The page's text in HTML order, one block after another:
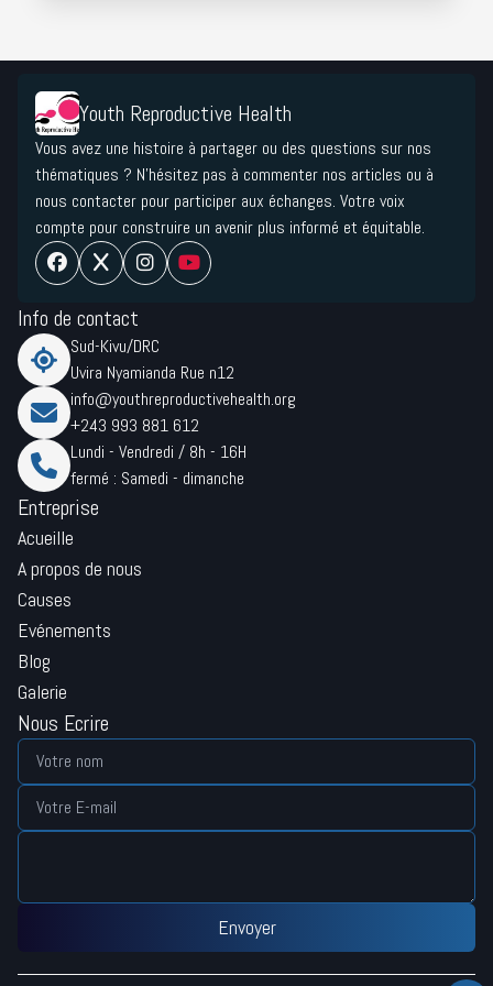
Youth Reproductive Health
Vous avez une histoire à partager ou des questions sur nos
thématiques ? N'hésitez pas à commenter nos articles ou à
nous contacter pour participer aux échanges. Votre voix
compte pour construire un avenir plus informé et équitable.
Info de contact
Sud-Kivu/DRC
Uvira Nyamianda Rue n12
info@youthreproductivehealth.org
+243 993 881 612
Lundi - Vendredi / 8h - 16H
fermé : Samedi - dimanche
Entreprise
Acueille
A propos de nous
Causes
Evénements
Blog
Galerie
Nous Ecrire